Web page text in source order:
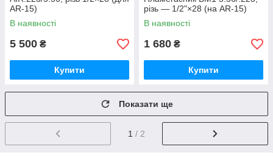
AR-15)
В наявності
5 500 ₴
Купити
різь — 1/2"×28 (на AR-15)
В наявності
1 680 ₴
Купити
Показати ще
1 / 2